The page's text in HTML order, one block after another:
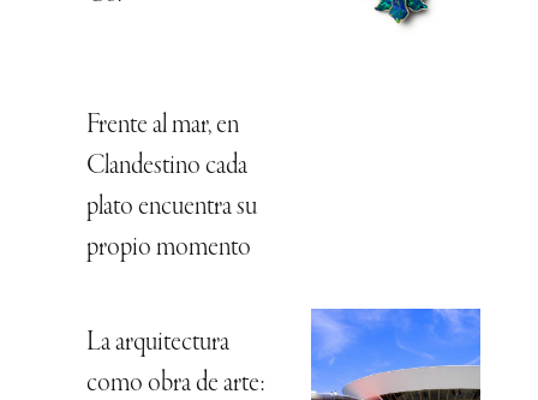
Frente al mar, en
Clandestino cada
plato encuentra su
propio momento
La arquitectura
como obra de arte: